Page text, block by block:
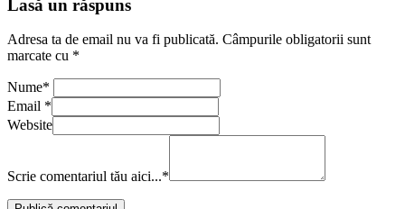
Lasă un răspuns
Adresa ta de email nu va fi publicată. Câmpurile obligatorii sunt
marcate cu *
Nume*
Email *
Website
Scrie comentariul tău aici...*